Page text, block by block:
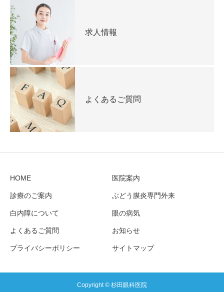
求人情報
よくあるご質問
HOME 医院案内
診療のご案内 ぶどう膜炎専門外来
白内障について 眼の病気
よくあるご質問 お知らせ
プライバシーポリシー サイトマップ
Copyright © 杉田眼科医院